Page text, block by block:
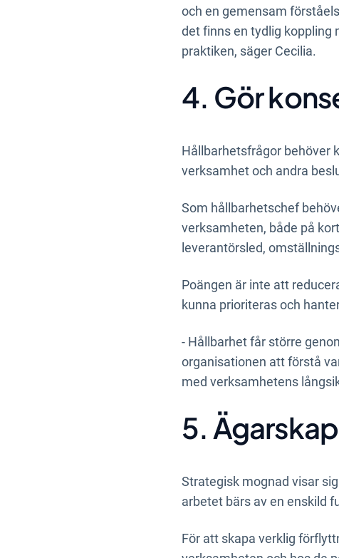
och en gemensam
det finns en tydlig koppling
praktiken, säger Cecilia.
4. Gör
Hållbarhetsfrågor behöver
verksamhet och andra
Som hållbarhetschef
verksamheten, både på
leverantörsled,
Poängen är inte att
kunna prioriteras och
- Hållbarhet får större
organisationen att förstå
med verksamhetens
5.
Strategisk mognad visar
arbetet bärs av en enskild
För att skapa verklig